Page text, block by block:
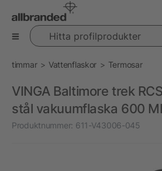
Hitta profilprodukter
timmar Vattenflaskor Termosar
VINGA Baltimore trek
stål vakuumflaska 600
Produktnummer: 611-V43006-045